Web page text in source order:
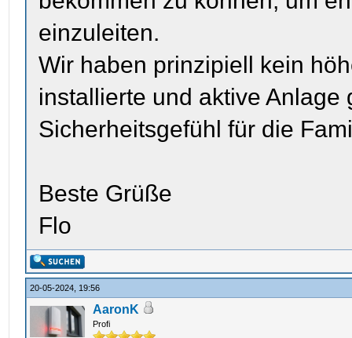
einzuleiten.
Wir haben prinzipiell kein
installierte und aktive
Sicherheitsgefühl für die
Beste Grüße
Flo
20-05-2024, 19:56
AaronK
Profi